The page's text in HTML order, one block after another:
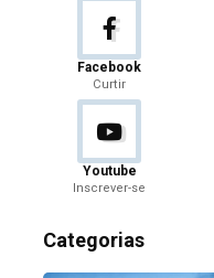
Facebook
Curtir
Youtube
Inscrever-se
Categorias